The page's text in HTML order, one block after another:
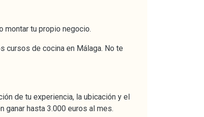
montar tu propio negocio.
cursos de cocina en Málaga. No te
de tu experiencia, la ubicación y el
ganar hasta 3.000 euros al mes.